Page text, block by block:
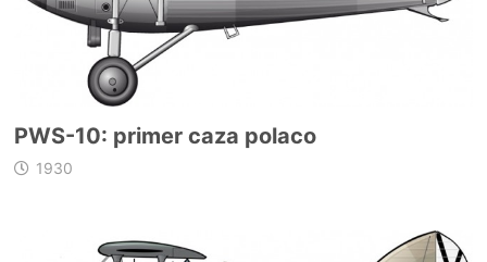
PWS-10: primer caza polaco
1930